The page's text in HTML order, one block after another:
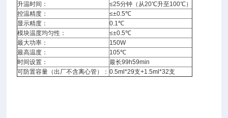
升温时间：
≤25分钟（从20℃升至100℃）
控温精度：
≤±0.5℃
显示精度：
0.1℃
模块温度均匀性：
≤±0.5℃
最大功率：
150W
最高温度：
105℃
时间设置：
最长99h59min
可防置容量（出厂不含离心管）： 0.5ml*29支+1.5ml*32支